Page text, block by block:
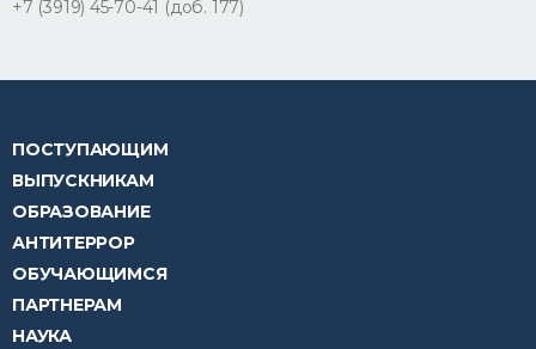
+7 (3919) 45-70-41 (доб. 177)
ПОСТУПАЮЩИМ
ВЫПУСКНИКАМ
ОБРАЗОВАНИЕ
АНТИТЕРРОР
ОБУЧАЮЩИМСЯ
ПАРТНЕРАМ
НАУКА